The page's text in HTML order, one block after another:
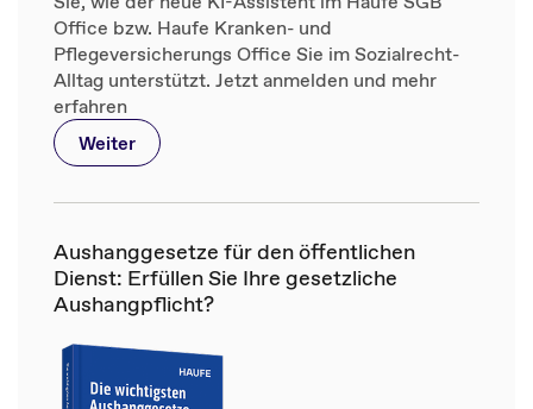
Office bzw. Haufe Kranken- und
Pflegeversicherungs Office Sie im Sozialrecht-
Alltag unterstützt. Jetzt anmelden und mehr
erfahren
Weiter
Aushanggesetze für den öffentlichen
Dienst: Erfüllen Sie Ihre gesetzliche
Aushangpflicht?